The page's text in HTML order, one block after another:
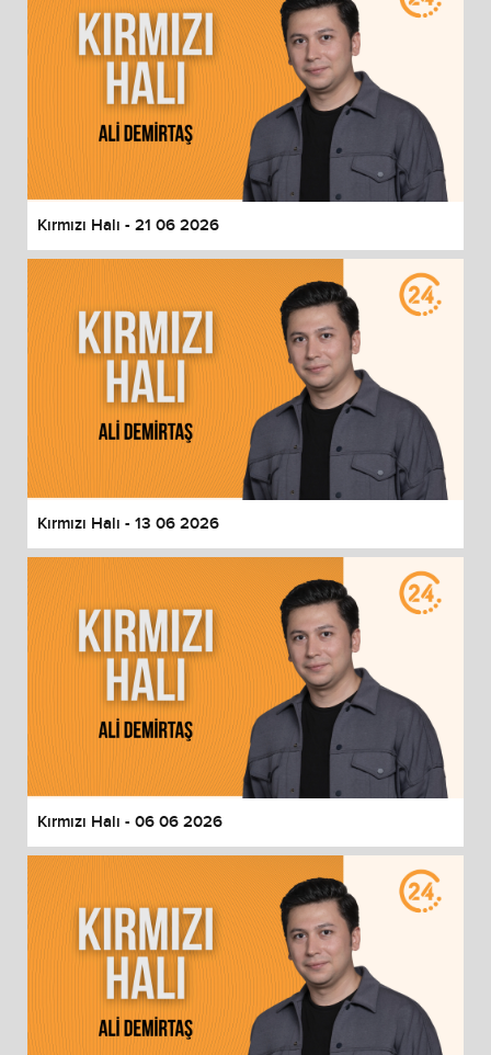
Kırmızı Halı - 21 06 2026
Kırmızı Halı - 13 06 2026
Kırmızı Halı - 06 06 2026